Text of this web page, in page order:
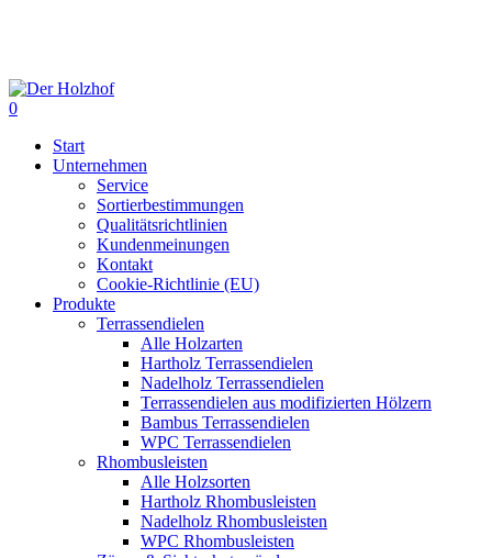
content
0
Start
Unternehmen
Service
Sortierbestimmungen
Qualitätsrichtlinien
Kundenmeinungen
Kontakt
Cookie-Richtlinie (EU)
Produkte
Terrassendielen
Alle Holzarten
Hartholz Terrassendielen
Nadelholz Terrassendielen
Terrassendielen aus modifizierten Hölzern
Bambus Terrassendielen
WPC Terrassendielen
Rhombusleisten
Alle Holzsorten
Hartholz Rhombusleisten
Nadelholz Rhombusleisten
WPC Rhombusleisten